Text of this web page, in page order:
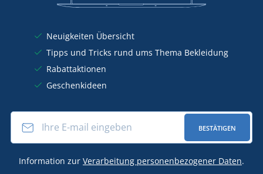
Neuigkeiten Übersicht
Tipps und Tricks rund ums Thema Bekleidung
Rabattaktionen
Geschenkideen
BESTÄTIGEN
Information zur Verarbeitung personenbezogener Daten.